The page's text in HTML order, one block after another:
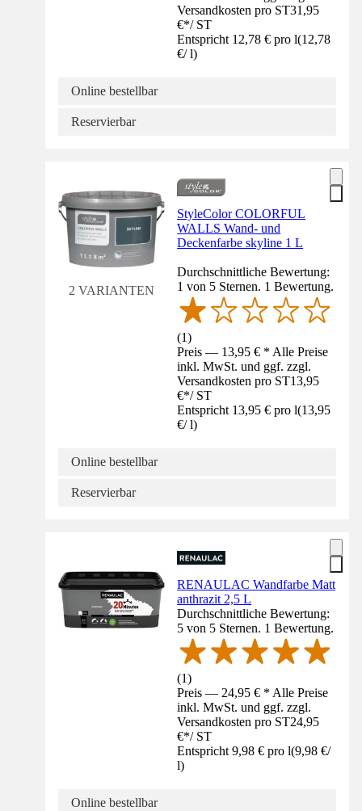
Versandkosten pro ST31,95
€*/ ST
Entspricht 12,78 € pro l(12,78
€/ l)
Online bestellbar
Reservierbar
2 VARIANTEN
StyleColor COLORFUL
WALLS Wand- und
Deckenfarbe skyline 1 L
Durchschnittliche Bewertung:
1 von 5 Sternen. 1 Bewertung.
(1)
Preis — 13,95 € * Alle Preise
inkl. MwSt. und ggf. zzgl.
Versandkosten pro ST13,95
€*/ ST
Entspricht 13,95 € pro l(13,95
€/ l)
Online bestellbar
Reservierbar
RENAULAC Wandfarbe Matt
anthrazit 2,5 L
Durchschnittliche Bewertung:
5 von 5 Sternen. 1 Bewertung.
(1)
Preis — 24,95 € * Alle Preise
inkl. MwSt. und ggf. zzgl.
Versandkosten pro ST24,95
€*/ ST
Entspricht 9,98 € pro l(9,98 €/
l)
Online bestellbar